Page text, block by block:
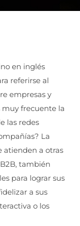
en inglés
referirse al
empresas y
muy frecuente la
las redes
La
atienden a otras
también
para lograr sus
a sus
o los